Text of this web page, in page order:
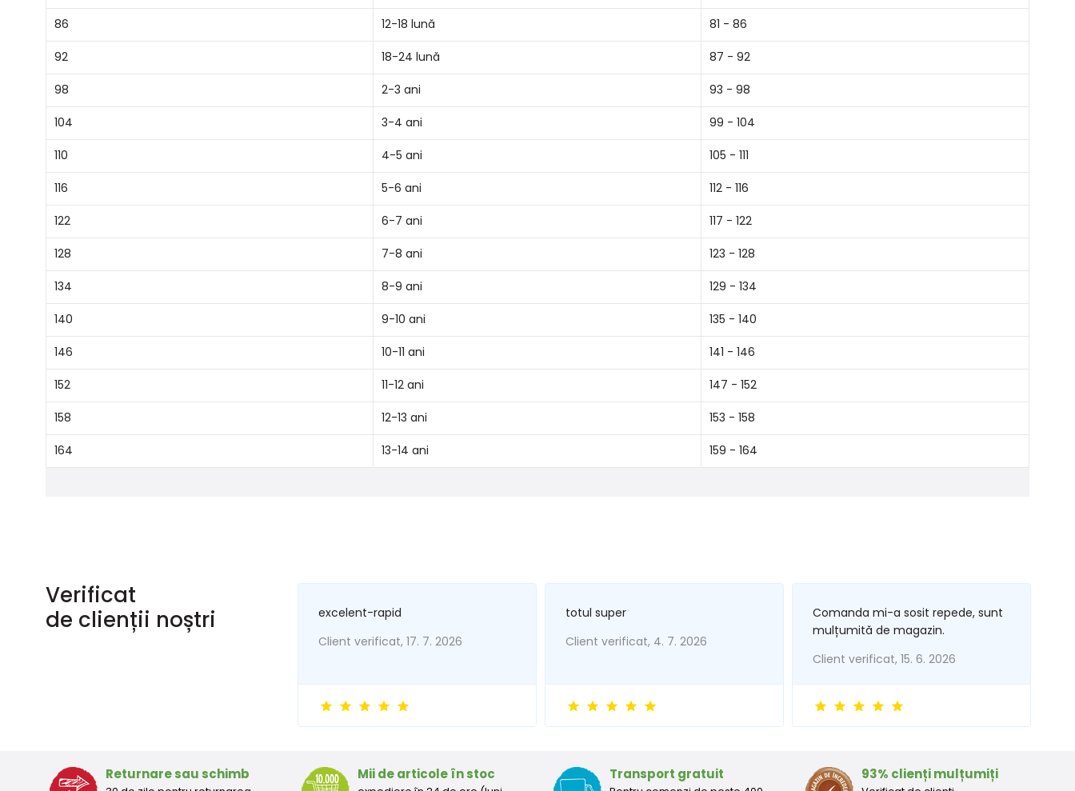
86 12-18 lună 81 - 86
92 18-24 lună 87 - 92
98 2-3 ani 93 - 98
104 3-4 ani 99 - 104
110 4-5 ani 105 - 111
116 5-6 ani 112 - 116
122 6-7 ani 117 - 122
128 7-8 ani 123 - 128
134 8-9 ani 129 - 134
140 9-10 ani 135 - 140
146 10-11 ani 141 - 146
152 11-12 ani 147 - 152
158 12-13 ani 153 - 158
164 13-14 ani 159 - 164
Verificat
de clienții noștri
excelent-rapid
Client verificat, 17. 7. 2026
totul super
Client verificat, 4. 7. 2026
Comanda mi-a sosit repede, sunt
mulțumită de magazin.
Client verificat, 15. 6. 2026
Returnare sau schimb Mii de articole în stoc Transport gratuit 93% clienți mulțumiți